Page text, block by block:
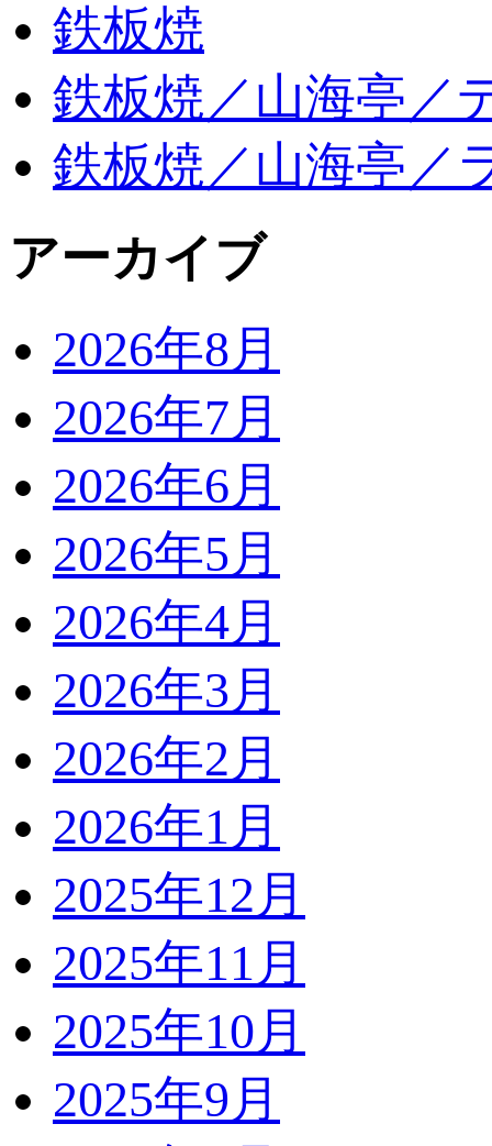
鉄板焼
鉄板焼／山海亭／
鉄板焼／山海亭／
アーカイブ
2026年8月
2026年7月
2026年6月
2026年5月
2026年4月
2026年3月
2026年2月
2026年1月
2025年12月
2025年11月
2025年10月
2025年9月